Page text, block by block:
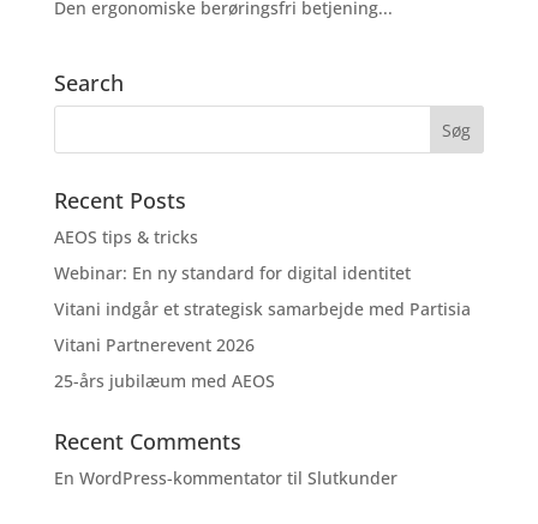
Den ergonomiske berøringsfri betjening...
Search
Recent Posts
AEOS tips & tricks
Webinar: En ny standard for digital identitet
Vitani indgår et strategisk samarbejde med Partisia
Vitani Partnerevent 2026
25-års jubilæum med AEOS
Recent Comments
En WordPress-kommentatortil Slutkunder